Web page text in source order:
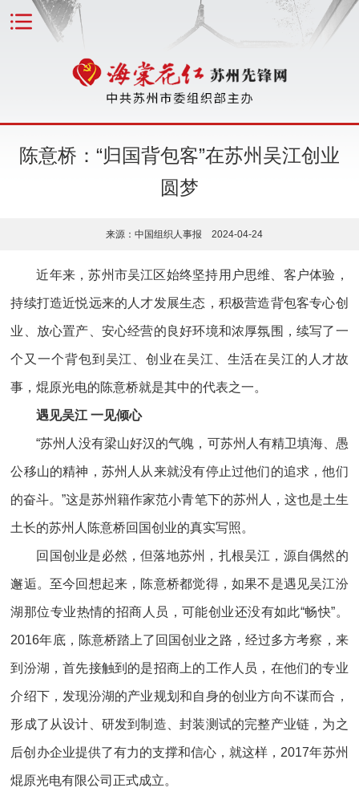
陈意桥：“归国背包客”在苏州吴江创业
圆梦
来源：中国组织人事报 2024-04-24
近年来，苏州市吴江区始终坚持用户思维、客户体验，
持续打造近悦远来的人才发展生态，积极营造背包客专心创
业、放心置产、安心经营的良好环境和浓厚氛围，续写了一
个又一个背包到吴江、创业在吴江、生活在吴江的人才故
事，焜原光电的陈意桥就是其中的代表之一。
遇见吴江 一见倾心
“苏州人没有梁山好汉的气魄，可苏州人有精卫填海、愚
公移山的精神，苏州人从来就没有停止过他们的追求，他们
的奋斗。”这是苏州籍作家范小青笔下的苏州人，这也是土生
土长的苏州人陈意桥回国创业的真实写照。
回国创业是必然，但落地苏州，扎根吴江，源自偶然的
邂逅。至今回想起来，陈意桥都觉得，如果不是遇见吴江汾
湖那位专业热情的招商人员，可能创业还没有如此“畅快”。
2016年底，陈意桥踏上了回国创业之路，经过多方考察，来
到汾湖，首先接触到的是招商上的工作人员，在他们的专业
介绍下，发现汾湖的产业规划和自身的创业方向不谋而合，
形成了从设计、研发到制造、封装测试的完整产业链，为之
后创办企业提供了有力的支撑和信心，就这样，2017年苏州
焜原光电有限公司正式成立。